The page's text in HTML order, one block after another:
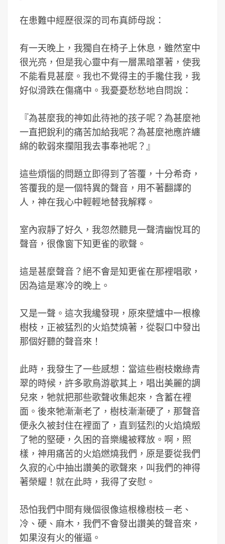
在患難中經歷很深的司布真師母說：
有一天晚上，我獨自在椅子上休息，雖然室中
很光亮，但是我心靈中有一層黑暗罩著，使我
不能看見甚麼。我也不覺得主的手攙住我，我
好似滑跌在傷痛中。我憂憂愁愁地自問說：
『為甚麼我的神如此待祂的孩子呢？為甚麼祂
一直把銳利的痛苦加給我呢？為甚麼祂應許纏
綿的軟弱來攔阻我去事奉祂呢？』
這些煩惱的問題立即得到了答覆，十分希奇，
答覆我的是一個特異的聲音，用不著翻譯的
人，神在我心中輕輕地替我解釋。
室內寂靜了好久，我忽然聽見一聲清幽悅耳的
聲音，很像窗下知更雀的歌聲。
這是甚麼聲音？絕不會是知更雀在那裡唱歌，
因為這是寒冷的晚上。
又是一聲。這次我纔發現，原來壁爐中一根橡
樹枝，正被猛烈的火焰焚燒著，從裂口中發出
那個好聽的聲音來！
此時，我發生了一些感想：當這些樹枝嫩綠青
翠的時候，許多歌鳥游歇其上，唱出美麗的調
兒來，牠就把那些歌聲收集起來，含蓄在裡
面。後來牠漸漸老了，樹枝漸漸硬了，那聲音
便永久被封住在裡面了，直到猛烈的火焰燒燬
了牠的堅硬，久困的音樂纔被釋放。啊，照
樣，神用痛苦的火焰燃燒我們，原是要從我們
久寂的心中抽出讚美的歌聲來，叫我們的神得
著榮耀！就在此時，我得了安慰。
恐怕我們中間有幾個很像這根橡樹枝－老、
冷、硬、麻木，我們不會發出讚美的聲音來，
如果沒有火的催逼。